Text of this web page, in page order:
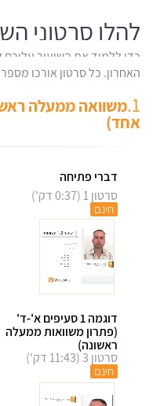
להלן סרטוני
כדי ללמוד את השיעור עליכם
האחרון. כל סרטון אורכו מספר
1. משוואה ממעלה
אחד)
דברי פתיחה
סרטון 1 (0:37 דק')
חינם
דוגמה 1 סעיפים א'-ד'
(פתרון משוואות ממעלה
ראשונה)
סרטון 3 (11:43 דק')
חינם